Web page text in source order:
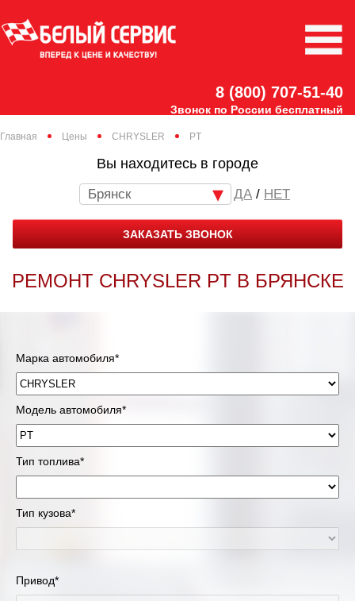
8 (800) 707-51-40
Звонок по России бесплатный
Главная Цены CHRYSLER PT
Вы находитесь в городе
Брянск / НЕТ
ЗАКАЗАТЬ ЗВОНОК
РЕМОНТ CHRYSLER PT В БРЯНСКЕ
Марка автомобиля*
Модель автомобиля*
Тип топлива*
Тип кузова*
Привод*